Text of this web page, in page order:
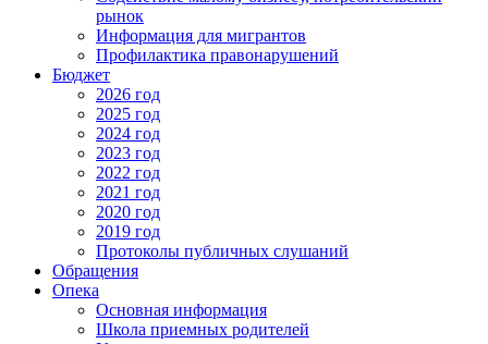
рынок
Информация для мигрантов
Профилактика правонарушений
Бюджет
2026 год
2025 год
2024 год
2023 год
2022 год
2021 год
2020 год
2019 год
Протоколы публичных слушаний
Обращения
Опека
Основная информация
Школа приемных родителей